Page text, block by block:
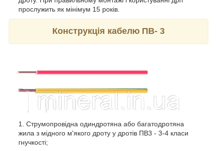
прослужить як мінімум 15 років.
Конструкція кабелю ПВ- 3
Струмопровідна одиндротяна або багатодротяна
жила з мідного м'якого дроту у дротів ПВ3 - 3-4 класи
гнучкості;